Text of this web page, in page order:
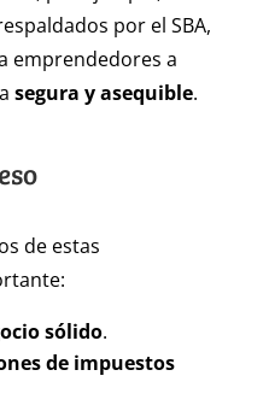
por el SBA,
emprendedores a
segura y asequible.
de estas
sólido.
de impuestos